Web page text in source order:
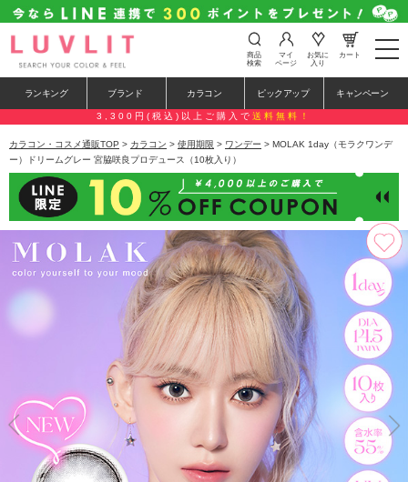
t
o
e
n
a
a
i
o
n
商品
検索
マイ
ページ
お気に
入り
カート
ランキング ブランド カラコン ピックアップ キャンペーン
3,300円(税込)以上ご購入で 送料無料！
カラコン・コスメ通販TOP > カラコン > 使用期限 > ワンデー > MOLAK 1day（モラクワンデ
ー）ドリームグレー 宮脇咲良プロデュース（10枚入り）